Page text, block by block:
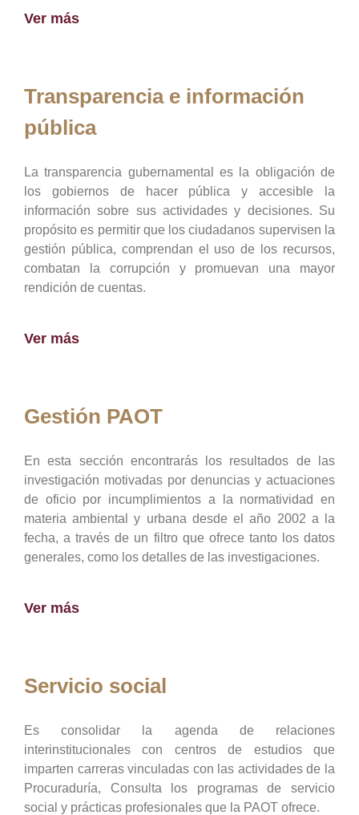
Ver más
Transparencia e información
pública
La transparencia gubernamental es la obligación de
los gobiernos de hacer pública y accesible la
información sobre sus actividades y decisiones. Su
propósito es permitir que los ciudadanos supervisen la
gestión pública, comprendan el uso de los recursos,
combatan la corrupción y promuevan una mayor
rendición de cuentas.
Ver más
Gestión PAOT
En esta sección encontrarás los resultados de las
investigación motivadas por denuncias y actuaciones
de oficio por incumplimientos a la normatividad en
materia ambiental y urbana desde el año 2002 a la
fecha, a través de un filtro que ofrece tanto los datos
generales, como los detalles de las investigaciones.
Ver más
Servicio social
Es consolidar la agenda de relaciones
interinstitucionales con centros de estudios que
imparten carreras vinculadas con las actividades de la
Procuraduría, Consulta los programas de servicio
social y prácticas profesionales que la PAOT ofrece.